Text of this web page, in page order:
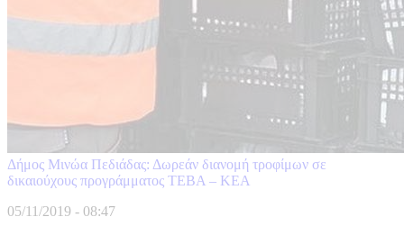
Δήμος Μινώα Πεδιάδας: Δωρεάν διανομή τροφίμων σε
δικαιούχους προγράμματος ΤΕΒΑ – ΚΕΑ
05/11/2019 - 08:47